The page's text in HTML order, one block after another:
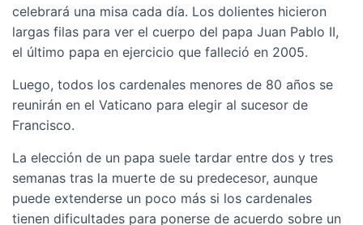
celebrará una misa cada día. Los dolientes hicieron
largas filas para ver el cuerpo del papa Juan Pablo II,
el último papa en ejercicio que falleció en 2005.
Luego, todos los cardenales menores de 80 años se
reunirán en el Vaticano para elegir al sucesor de
Francisco.
La elección de un papa suele tardar entre dos y tres
semanas tras la muerte de su predecesor, aunque
puede extenderse un poco más si los cardenales
tienen dificultades para ponerse de acuerdo sobre un